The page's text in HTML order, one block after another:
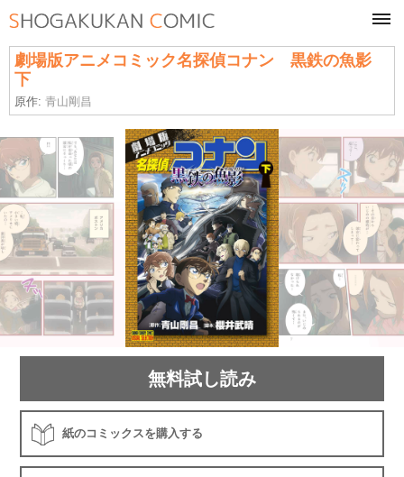
劇場版アニメコミック名探偵コナン 黒鉄の魚影
下
原作:青山剛昌
無料試し読み
紙のコミックスを購入する